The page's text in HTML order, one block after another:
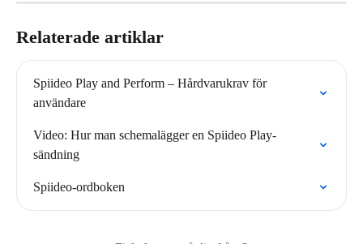
Relaterade artiklar
Spiideo Play and Perform – Hårdvarukrav för
användare
Video: Hur man schemalägger en Spiideo Play-
sändning
Spiideo-ordboken